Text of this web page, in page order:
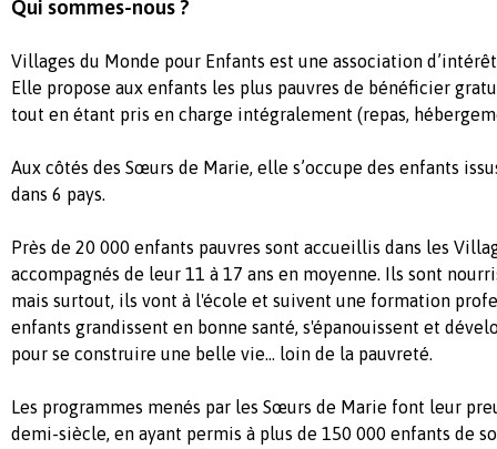
Qui sommes-nous ?
Villages du Monde pour Enfants est une association
Elle propose aux enfants les plus pauvres de bénéficier
tout en étant pris en charge intégralement (repas,
Aux côtés des Sœurs de Marie, elle s’occupe des enfants
dans 6 pays.
Près de 20 000 enfants pauvres sont accueillis dans les
accompagnés de leur 11 à 17 ans en moyenne. Ils sont
mais surtout, ils vont à l'école et suivent une formation
enfants grandissent en bonne santé, s'épanouissent et
pour se construire une belle vie... loin de la pauvreté.
Les programmes menés par les Sœurs de Marie font leur
demi-siècle, en ayant permis à plus de 150 000 enfants de